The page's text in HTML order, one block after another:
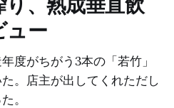
ュー
度がちがう3本の「若竹」
。店主が出してくれただし
。